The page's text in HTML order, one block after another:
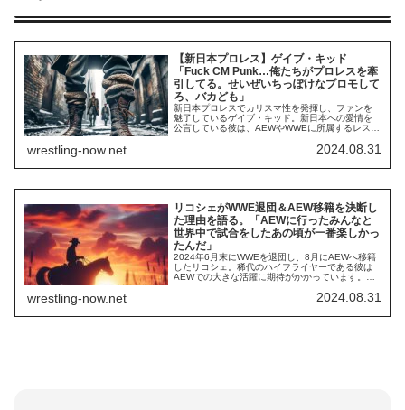
【新日本プロレス】ゲイブ・キッド
「Fuck CM Punk…俺たちがプロレスを牽
引してる。せいぜいちっぽけなプロモして
ろ、バカども」
新日本プロレスでカリスマ性を発揮し、ファンを
魅了しているゲイブ・キッド。新日本への愛情を
公言している彼は、AEWやWWEに所属するレスラ
のプロレスこそが最高。その誇りが彼を突き動か
カのプロレスに対する考えを語り、プロモで人気
への...
wrestling-now.net 2024.08.31
リコシェがWWE退団＆AEW移籍を決断し
た理由を語る。「AEWに行ったみんなと
世界中で試合をしたあの頃が一番楽しかっ
たんだ」
2024年6月末にWWEを退団し、8月にAEWへ移籍
したリコシェ。稀代のハイフライヤーである彼は
AEWでの大きな活躍に期待がかかっています。
で汗を流した仲間たちも多く在籍しており、彼ら
ューで、彼はWWEからAEWへ移籍した背景を語り
wrestling-now.net 2024.08.31